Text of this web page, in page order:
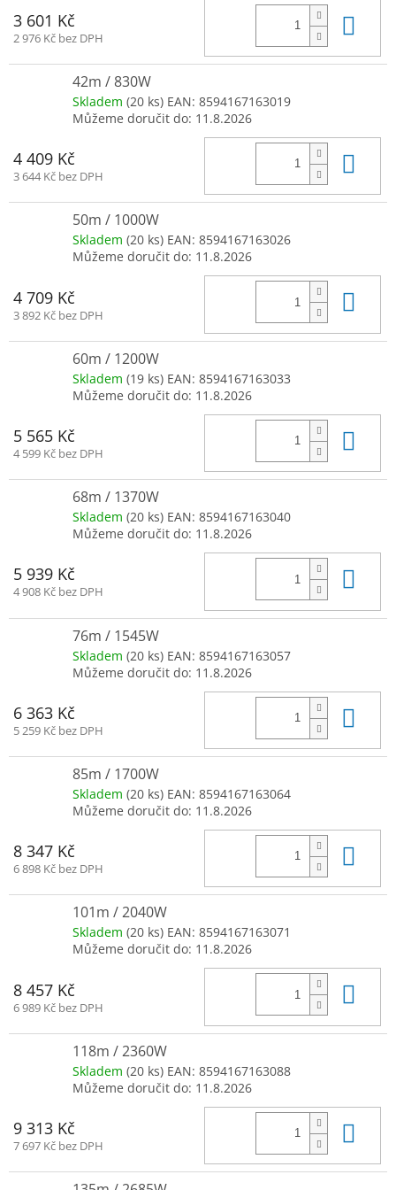
3 601 Kč
2 976 Kč bez DPH
42m / 830W
Skladem (20 ks) EAN: 8594167163019
Můžeme doručit do: 11.8.2026
4 409 Kč
3 644 Kč bez DPH
50m / 1000W
Skladem (20 ks) EAN: 8594167163026
Můžeme doručit do: 11.8.2026
4 709 Kč
3 892 Kč bez DPH
60m / 1200W
Skladem (19 ks) EAN: 8594167163033
Můžeme doručit do: 11.8.2026
5 565 Kč
4 599 Kč bez DPH
68m / 1370W
Skladem (20 ks) EAN: 8594167163040
Můžeme doručit do: 11.8.2026
5 939 Kč
4 908 Kč bez DPH
76m / 1545W
Skladem (20 ks) EAN: 8594167163057
Můžeme doručit do: 11.8.2026
6 363 Kč
5 259 Kč bez DPH
85m / 1700W
Skladem (20 ks) EAN: 8594167163064
Můžeme doručit do: 11.8.2026
8 347 Kč
6 898 Kč bez DPH
101m / 2040W
Skladem (20 ks) EAN: 8594167163071
Můžeme doručit do: 11.8.2026
8 457 Kč
6 989 Kč bez DPH
118m / 2360W
Skladem (20 ks) EAN: 8594167163088
Můžeme doručit do: 11.8.2026
9 313 Kč
7 697 Kč bez DPH